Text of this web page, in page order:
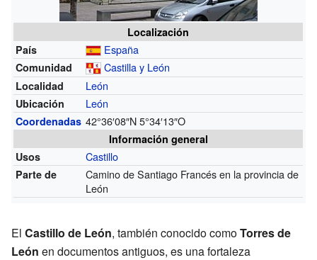
Localización
País
España
Comunidad Castilla y León
Localidad León
Ubicación León
Coordenadas 42°36′08″N5°34′13″O
Información general
Usos
Castillo
Parte de
Camino de Santiago Francés en la provincia de
León
El Castillo de León, también conocido comoTorres de
León en documentos antiguos, es una fortaleza